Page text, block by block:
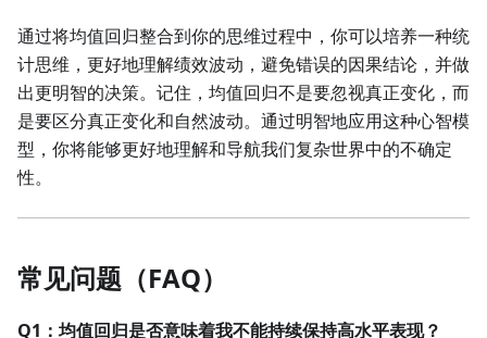
通过将均值回归整合到你的思维过程中，你可以培养一种统
计思维，更好地理解绩效波动，避免错误的因果结论，并做
出更明智的决策。记住，均值回归不是要忽视真正变化，而
是要区分真正变化和自然波动。通过明智地应用这种心智模
型，你将能够更好地理解和导航我们复杂世界中的不确定
性。
常见问题（FAQ）
Q1：均值回归是否意味着我不能持续保持高水平表现？